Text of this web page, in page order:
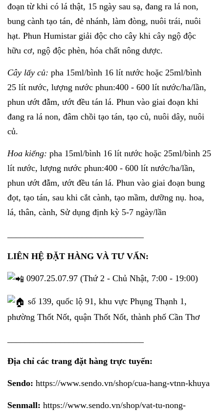
đoạn từ khi có lá thật, 15 ngày sau sạ, đang ra lá non,
bung cành tạo tán, đẻ nhánh, làm đòng, nuôi trái, nuôi
hạt. Phun Humistar giải độc cho cây khi cây ngộ độc
hữu cơ, ngộ độc phèn, hóa chất nông dược.
Cây lấy củ: pha 15ml/bình 16 lít nước hoặc 25ml/bình
25 lít nước, lượng nước phun:400 - 600 lít nước/ha/lần,
phun ướt đẫm, ướt đều tán lá. Phun vào giai đoạn khi
đang ra lá non, đâm chồi tạo tán, tạo củ, nuôi dây, nuôi
củ.
Hoa kiểng: pha 15ml/bình 16 lít nước hoặc 25ml/bình 25
lít nước, lượng nước phun:400 - 600 lít nước/ha/lần,
phun ướt đẫm, ướt đều tán lá. Phun vào giai đoạn bung
đọt, tạo tán, sau khi cắt cành, tạo mầm, dưỡng nụ. hoa,
lá, thân, cành, Sử dụng định kỳ 5-7 ngày/lần
LIÊN HỆ ĐẶT HÀNG VÀ TƯ VẤN:
0907.25.07.97 (Thứ 2 - Chủ Nhật, 7:00 - 19:00)
số 139, quốc lộ 91, khu vực Phụng Thạnh 1,
phường Thốt Nốt, quận Thốt Nốt, thành phố Cần Thơ
Địa chỉ các trang đặt hàng trực tuyến:
Sendo: https://www.sendo.vn/shop/cua-hang-vtnn-khuya
Senmall: https://www.sendo.vn/shop/vat-tu-nong-